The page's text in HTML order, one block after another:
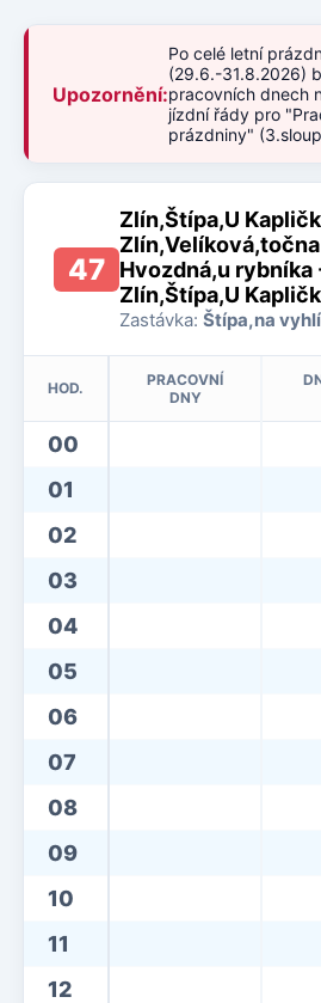
Upozornění:
Po celé letní
(29.6.-31.8.2026)
pracovních dnech
jízdní řády pro
prázdniny"
47
Zlín,Štípa,U
Zlín,Velíková,točna
Hvozdná,u rybníka
Zlín,Štípa,U
Zastávka: Štípa,na
HOD.
PRACOVNÍ
DNY
00
01
02
03
04
05
06
07
08
09
10
11
12